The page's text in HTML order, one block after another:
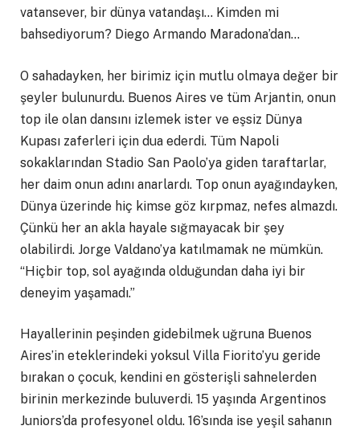
vatansever, bir dünya vatandaşı… Kimden mi
bahsediyorum? Diego Armando Maradona’dan…
O sahadayken, her birimiz için mutlu olmaya değer bir
şeyler bulunurdu. Buenos Aires ve tüm Arjantin, onun
top ile olan dansını izlemek ister ve eşsiz Dünya
Kupası zaferleri için dua ederdi. Tüm Napoli
sokaklarından Stadio San Paolo’ya giden taraftarlar,
her daim onun adını anarlardı. Top onun ayağındayken,
Dünya üzerinde hiç kimse göz kırpmaz, nefes almazdı.
Çünkü her an akla hayale sığmayacak bir şey
olabilirdi. Jorge Valdano’ya katılmamak ne mümkün.
“Hiçbir top, sol ayağında olduğundan daha iyi bir
deneyim yaşamadı.”
Hayallerinin peşinden gidebilmek uğruna Buenos
Aires’in eteklerindeki yoksul Villa Fiorito’yu geride
bırakan o çocuk, kendini en gösterişli sahnelerden
birinin merkezinde buluverdi. 15 yaşında Argentinos
Juniors’da profesyonel oldu. 16’sında ise yeşil sahanın